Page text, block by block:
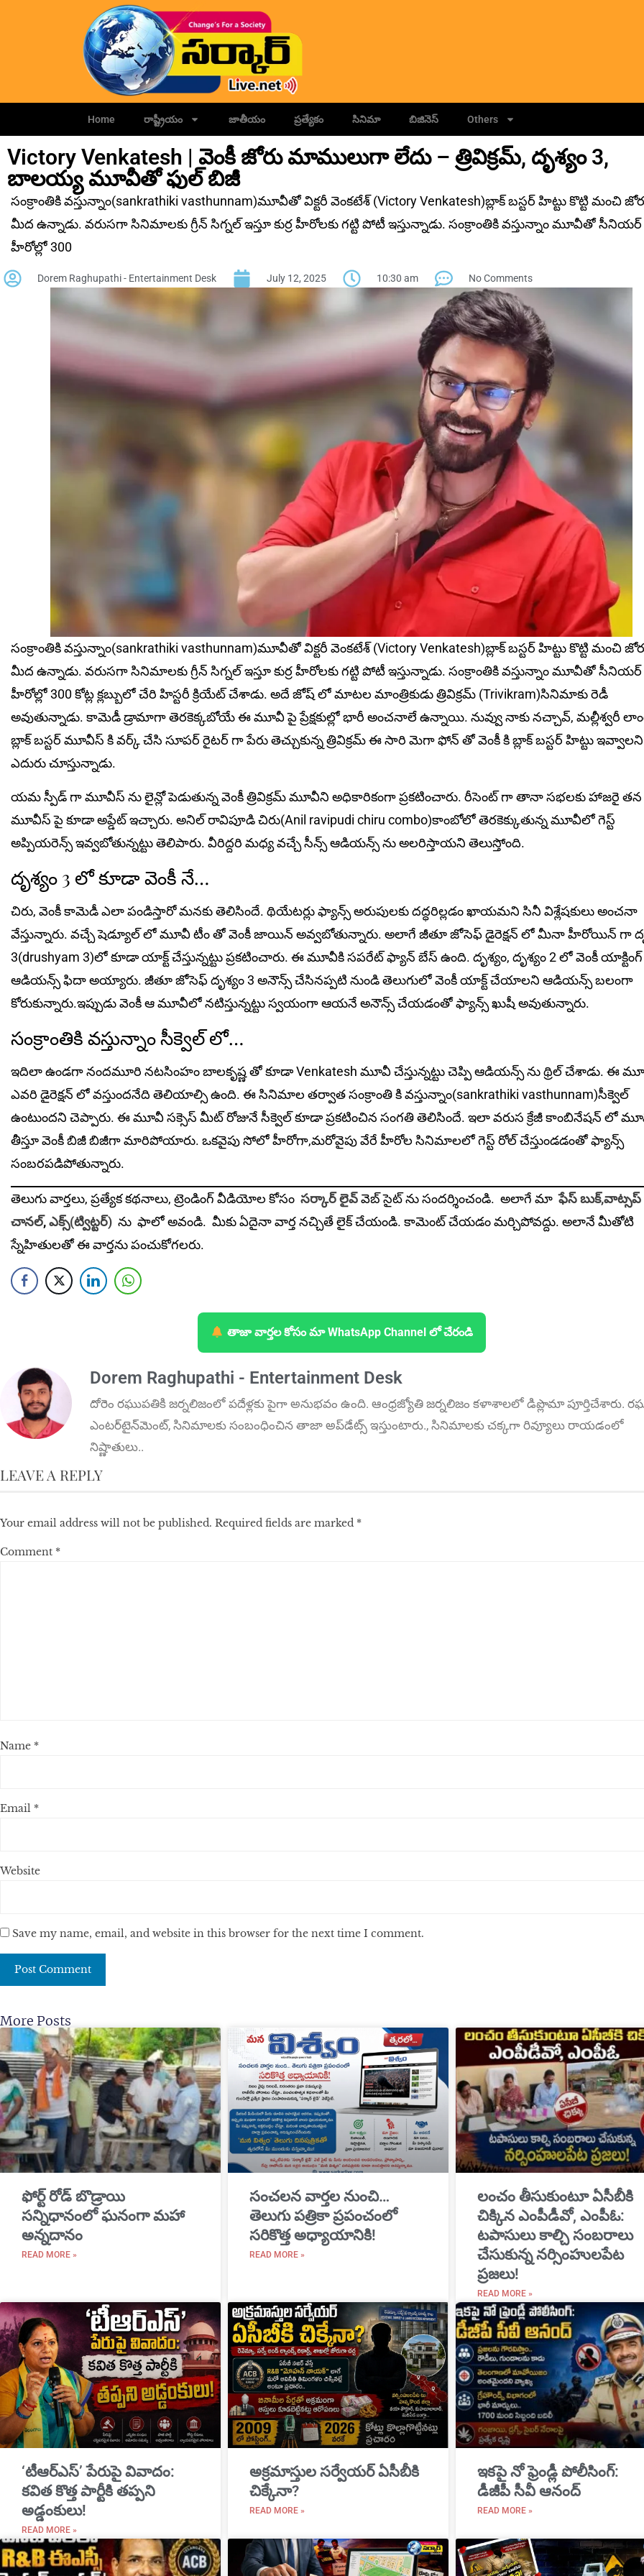
Home రాష్ట్రీయం జాతీయం ప్రత్యేకం సినిమా బిజినెస్ Others
Victory Venkatesh | వెంకీ జోరు మాములుగా లేదు – త్రివిక్రమ్, దృశ్యం 3,
బాలయ్య మూవీతో ఫుల్ బిజీ
సంక్రాంతికి వస్తున్నాం(sankrathiki vasthunnam)మూవీతో విక్టరీ వెంకటేశ్ (Victory Venkatesh)బ్లాక్ బస్టర్ హిట్టు కొట్టి మంచి
మీద ఉన్నాడు. వరుసగా సినిమాలకు గ్రీన్ సిగ్నల్ ఇస్తూ కుర్ర హీరోలకు గట్టి పోటీ ఇస్తున్నాడు. సంక్రాంతికి వస్తున్నాం మూవీతో సీనియర్
హీరోల్లో 300
Dorem Raghupathi - Entertainment Desk July 12, 2025 10:30 am No Comments
సంక్రాంతికి వస్తున్నాం(sankrathiki vasthunnam)మూవీతో విక్టరీ వెంకటేశ్ (Victory Venkatesh)బ్లాక్ బస్టర్ హిట్టు కొట్టి మంచి
మీద ఉన్నాడు. వరుసగా సినిమాలకు గ్రీన్ సిగ్నల్ ఇస్తూ కుర్ర హీరోలకు గట్టి పోటీ ఇస్తున్నాడు. సంక్రాంతికి వస్తున్నాం మూవీతో సీనియర్
హీరోల్లో 300 కోట్ల క్లబ్బులో చేరి హిస్టరీ క్రియేట్ చేశాడు. అదే జోష్ లో మాటల మాంత్రికుడు త్రివిక్రమ్ (Trivikram)సినిమాకు రెడీ
అవుతున్నాడు. కామెడీ డ్రామాగా తెరకెక్కబోయే ఈ మూవీ పై ప్రేక్షకుల్లో భారీ అంచనాలే ఉన్నాయి. నువ్వు నాకు నచ్చావ్, మల్లీశ్వరీ
బ్లాక్ బస్టర్ మూవీస్ కి వర్క్ చేసి సూపర్ రైటర్ గా పేరు తెచ్చుకున్న త్రివిక్రమ్ ఈ సారి మెగా ఫోన్ తో వెంకీ కి బ్లాక్ బస్టర్ హిట్టు ఇవ్వాలని
ఎదురు చూస్తున్నాడు.
యమ స్పీడ్ గా మూవీస్ ను లైన్లో పెడుతున్న వెంకీ త్రివిక్రమ్ మూవీని అధికారికంగా ప్రకటించారు. రీసెంట్ గా తానా సభలకు హాజరై తన
మూవీస్ పై కూడా అప్డేట్ ఇచ్చారు. అనిల్ రావిపూడి చిరు(Anil ravipudi chiru combo)కాంబోలో తెరకెక్కుతున్న మూవీలో గెస్ట్
అప్పియరెన్స్ ఇవ్వబోతున్నట్టు తెలిపారు. వీరిద్దరి మధ్య వచ్చే సీన్స్ ఆడియన్స్ ను అలరిస్తాయని తెలుస్తోంది.
దృశ్యం 3 లో కూడా వెంకీ నే…
చిరు, వెంకీ కామెడీ ఎలా పండిస్తారో మనకు తెలిసిందే. థియేటర్లు ఫ్యాన్స్ అరుపులకు దద్ధరిల్లడం ఖాయమని సినీ విశ్లేషకులు అంచనా
వేస్తున్నారు. వచ్చే షెడ్యూల్ లో మూవీ టీం తో వెంకీ జాయిన్ అవ్వబోతున్నారు. అలాగే జీతూ జోసెఫ్ డైరెక్షన్ లో మీనా హీరోయిన్ గా
3(drushyam 3)లో కూడా యాక్ట్ చేస్తున్నట్టు ప్రకటించారు. ఈ మూవీకి సపరేట్ ఫ్యాన్ బేస్ ఉంది. దృశ్యం, దృశ్యం 2 లో వెంకీ యాక్టింగ్
ఆడియన్స్ ఫిదా అయ్యారు. జీతూ జోసెఫ్ దృశ్యం 3 అనౌన్స్ చేసినప్పటి నుండి తెలుగులో వెంకీ యాక్ట్ చేయాలని ఆడియన్స్ బలంగా
కోరుకున్నారు.ఇప్పుడు వెంకీ ఆ మూవీలో నటిస్తున్నట్టు స్వయంగా ఆయనే అనౌన్స్ చేయడంతో ఫ్యాన్స్ ఖుషీ అవుతున్నారు.
సంక్రాంతికి వస్తున్నాం సీక్వెల్ లో…
ఇదిలా ఉండగా నందమూరి నటసింహం బాలకృష్ణ తో కూడా Venkatesh మూవీ చేస్తున్నట్టు చెప్పి ఆడియన్స్ ను థ్రిల్ చేశాడు. ఈ
ఎవరి డైరెక్షన్ లో వస్తుందనేది తెలియాల్సి ఉంది. ఈ సినిమాల తర్వాత సంక్రాంతి కి వస్తున్నాం(sankrathiki vasthunnam)సీక్వెల్
ఉంటుందని చెప్పారు. ఈ మూవీ సక్సెస్ మీట్ రోజునే సీక్వెల్ కూడా ప్రకటించిన సంగతి తెలిసిందే. ఇలా వరుస క్రేజీ కాంబినేషన్ లో
తీస్తూ వెంకీ బిజీ బిజీగా మారిపోయారు. ఒకవైపు సోలో హీరోగా,మరోవైపు వేరే హీరోల సినిమాలలో గెస్ట్ రోల్ చేస్తుండడంతో ఫ్యాన్స్
సంబరపడిపోతున్నారు.
తెలుగు వార్తలు, ప్రత్యేక కథనాలు, ట్రెండింగ్ వీడియోల కోసం సర్కార్ లైవ్వెబ్ సైట్ ను సందర్శించండి. అలాగే మాఫేస్ బుక్,వాట్సప్
చానల్,ఎక్స్(ట్విట్టర్) ను ఫాలో అవండి. మీకు ఏదైనా వార్త నచ్చితే లైక్ చేయండి. కామెంట్ చేయడం మర్చిపోవద్దు. అలానే మీతోటి
స్నేహితులతో ఈ వార్తను పంచుకోగలరు.
తాజా వార్తల కోసం మా WhatsApp Channel లో చేరండి
Dorem Raghupathi - Entertainment Desk
దోరెం ర‌ఘుప‌తికి జ‌ర్న‌లిజంలో ప‌దేళ్ల‌కు పైగా అనుభ‌వం ఉంది. ఆంధ్ర‌జ్యోతి జ‌ర్న‌లిజం క‌ళాశాల‌లో డిప్లొమా పూర్తిచేశారు.
ఎంట‌ర్‌టైన్‌మెంట్‌, సినిమాలకు సంబంధించిన తాజా అప్‌డేట్స్ ఇస్తుంటారు., సినిమాల‌కు చ‌క్క‌గా రివ్యూలు రాయ‌డంలో
నిష్ణాతులు..
LEAVE A REPLY
Your email address will not be published. Required fields are marked *
Comment *
Name *
Email *
Website
Save my name, email, and website in this browser for the next time I comment.
More Posts
​ఫోర్ట్ రోడ్ బొడ్రాయి
సన్నిధానంలో ఘనంగా మహా
అన్నదానం
READ MORE »
సంచలన వార్తల నుంచి…
తెలుగు పత్రికా ప్రపంచంలో
సరికొత్త అధ్యాయానికి!
READ MORE »
​లంచం తీసుకుంటూ ఏసీబీకి
చిక్కిన ఎంపీడీవో, ఎంపీఓ:
టపాసులు కాల్చి సంబరాలు
చేసుకున్న నర్సింహులపేట
ప్రజలు!
READ MORE »
‘టీఆర్ఎస్’ పేరుపై వివాదం:
కవిత కొత్త పార్టీకి తప్పని
అడ్డంకులు!
READ MORE »
అక్రమాస్తుల సర్వేయర్ ఏసీబీకి
చిక్కేనా?
READ MORE »
ఇకపై నో ఫ్రెండ్లీ పోలీసింగ్:
డీజీపీ సీవీ ఆనంద్
READ MORE »